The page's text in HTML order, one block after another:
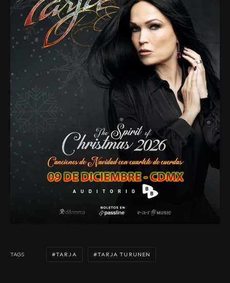
TAGS TARJA TARJA TURUNEN